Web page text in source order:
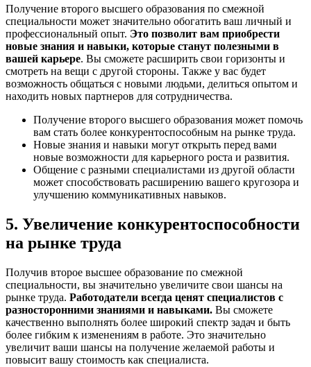
Получение второго высшего образования по смежной
специальности может значительно обогатить ваш личный и
профессиональный опыт. Это позволит вам приобрести
новые знания и навыки, которые станут полезными в
вашей карьере. Вы сможете расширить свои горизонты и
смотреть на вещи с другой стороны. Также у вас будет
возможность общаться с новыми людьми, делиться опытом и
находить новых партнеров для сотрудничества.
Получение второго высшего образования может помочь
вам стать более конкурентоспособным на рынке труда.
Новые знания и навыки могут открыть перед вами
новые возможности для карьерного роста и развития.
Общение с разными специалистами из другой области
может способствовать расширению вашего кругозора и
улучшению коммуникативных навыков.
5. Увеличение конкурентоспособности
на рынке труда
Получив второе высшее образование по смежной
специальности, вы значительно увеличите свои шансы на
рынке труда. Работодатели всегда ценят специалистов с
разносторонними знаниями и навыками. Вы сможете
качественно выполнять более широкий спектр задач и быть
более гибким к изменениям в работе. Это значительно
увеличит ваши шансы на получение желаемой работы и
повысит вашу стоимость как специалиста.